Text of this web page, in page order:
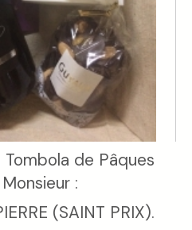
de Pâques
:
(SAINT PRIX).